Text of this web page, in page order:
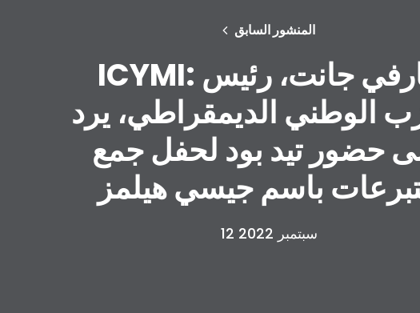
المنشور السابق
ICYMI: هارفي جانت، رئيس
الوطني الديمقراطي، يرد
حضور تيد بود لحفل جمع
باسم جيسي هيلمز
12 سبتمبر 2022